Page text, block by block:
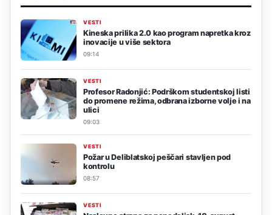
VESTI
Kineska prilika 2.0 kao program napretka kroz
inovacije u više sektora
09:14
VESTI
Profesor Radonjić: Podrškom studentskoj listi
do promene režima, odbrana izborne volje i na
ulici
09:03
VESTI
Požar u Deliblatskoj peščari stavljen pod
kontrolu
08:57
VESTI